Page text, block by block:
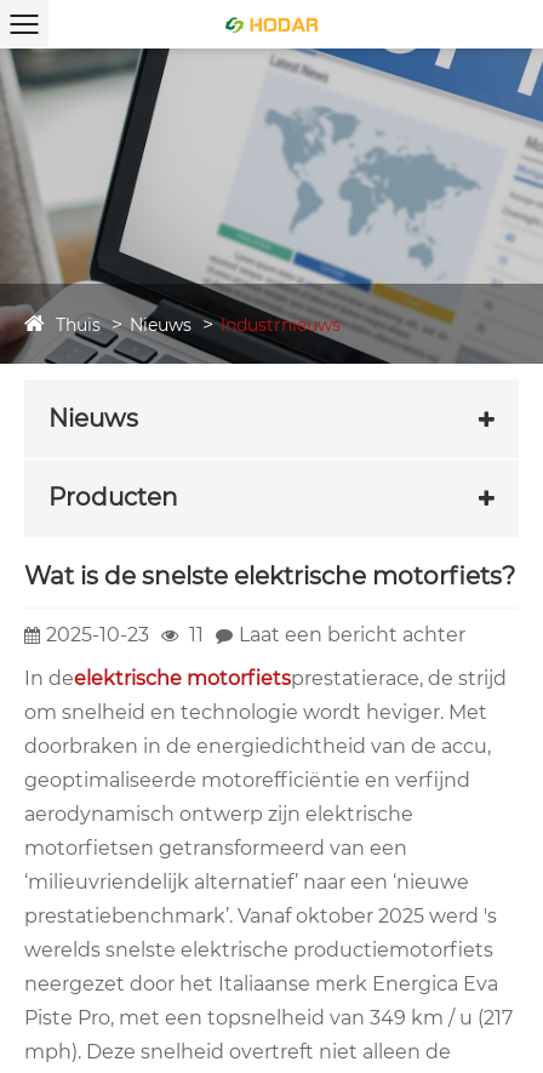
Thuis Nieuws Industrnieuws
Nieuws
Producten
Wat is de snelste elektrische motorfiets?
2025-10-23 11
Laat een bericht achter
In deelektrische motorfietsprestatierace, de strijd
om snelheid en technologie wordt heviger. Met
doorbraken in de energiedichtheid van de accu,
geoptimaliseerde motorefficiëntie en verfijnd
aerodynamisch ontwerp zijn elektrische
motorfietsen getransformeerd van een
‘milieuvriendelijk alternatief’ naar een ‘nieuwe
prestatiebenchmark’. Vanaf oktober 2025 werd 's
werelds snelste elektrische productiemotorfiets
neergezet door het Italiaanse merk Energica Eva
Piste Pro, met een topsnelheid van 349 km / u (217
mph). Deze snelheid overtreft niet alleen de